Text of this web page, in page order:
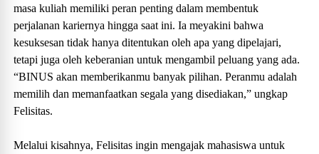
masa kuliah memiliki peran penting dalam membentuk
perjalanan kariernya hingga saat ini. Ia meyakini bahwa
kesuksesan tidak hanya ditentukan oleh apa yang dipelajari,
tetapi juga oleh keberanian untuk mengambil peluang yang ada.
“BINUS akan memberikanmu banyak pilihan. Peranmu adalah
memilih dan memanfaatkan segala yang disediakan,” ungkap
Felisitas.
Melalui kisahnya, Felisitas ingin mengajak mahasiswa untuk